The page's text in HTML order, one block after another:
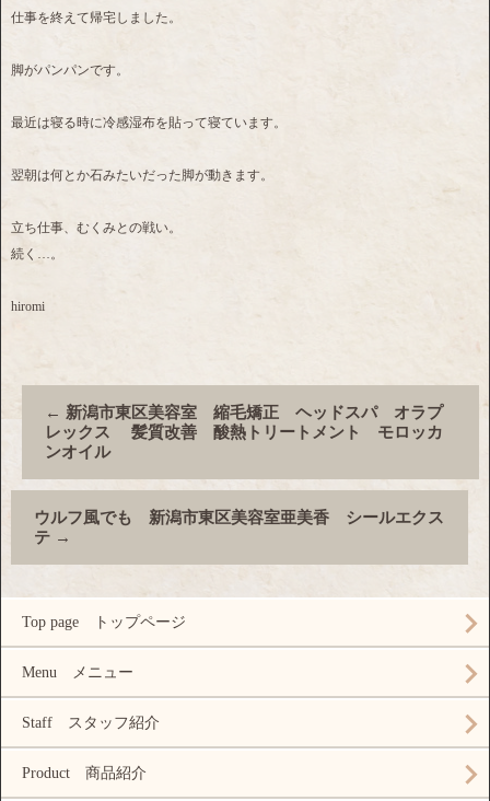
仕事を終えて帰宅しました。
脚がパンパンです。
最近は寝る時に冷感湿布を貼って寝ています。
翌朝は何とか石みたいだった脚が動きます。
立ち仕事、むくみとの戦い。
続く…。
hiromi
← 新潟市東区美容室 縮毛矯正 ヘッドスパ オラプ
レックス 髪質改善 酸熱トリートメント モロッカ
ンオイル
ウルフ風でも 新潟市東区美容室亜美香 シールエクス
テ →
Top page トップページ
Menu メニュー
Staff スタッフ紹介
Product 商品紹介